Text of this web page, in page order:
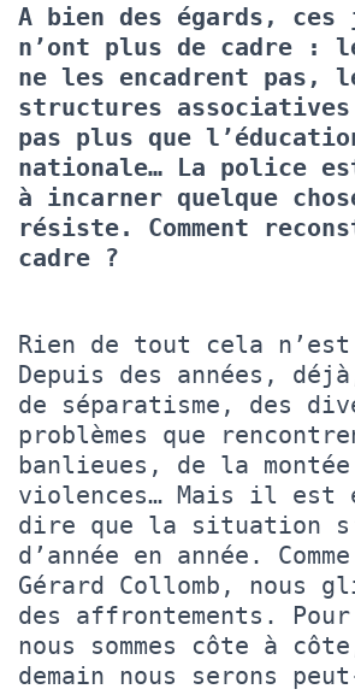
A bien des égards, ces
n’ont plus de cadre :
ne les encadrent pas,
structures
pas plus que
nationale… La police
à incarner quelque
résiste. Comment
cadre ?
Rien de tout cela n’est
Depuis des années,
de séparatisme, des
problèmes que
banlieues, de la montée
violences… Mais il est
dire que la situation
d’année en année.
Gérard Collomb, nous
des affrontements. Pour
nous sommes côte à
demain nous serons